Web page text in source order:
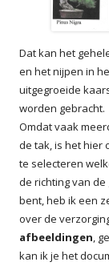
Dat kan het
en het nijpen in
uitgegroeide
worden gebracht.
Omdat vaak
de tak, is het hier
te selecteren
de richting van
bent, heb ik een
over de
afbeeldingen,
kan ik je het